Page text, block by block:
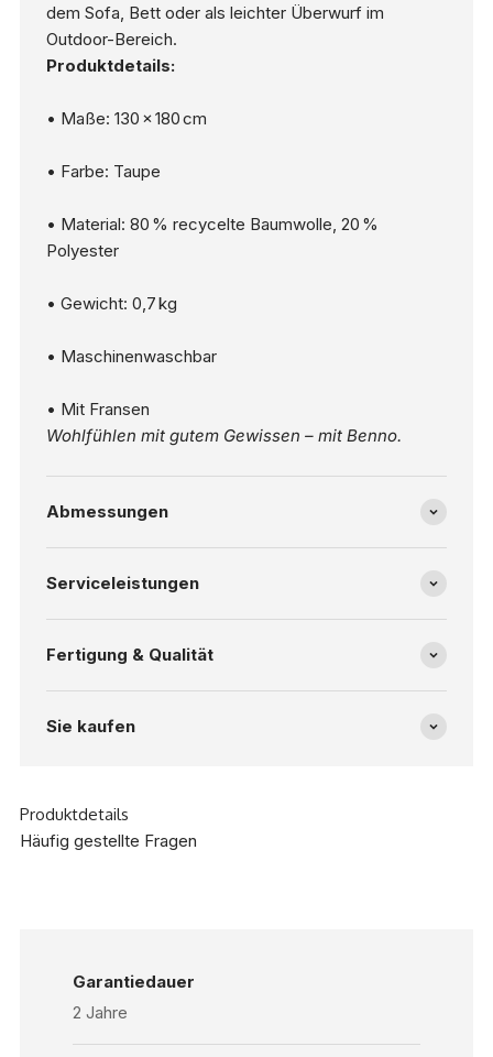
dem Sofa, Bett oder als leichter Überwurf im
Outdoor-Bereich.
Produktdetails:
• Maße: 130 × 180 cm
• Farbe: Taupe
• Material: 80 % recycelte Baumwolle, 20 %
Polyester
• Gewicht: 0,7 kg
• Maschinenwaschbar
• Mit Fransen
Wohlfühlen mit gutem Gewissen – mit Benno.
Abmessungen
Serviceleistungen
Fertigung & Qualität
Sie kaufen
Produktdetails
Häufig gestellte Fragen
Garantiedauer
2 Jahre